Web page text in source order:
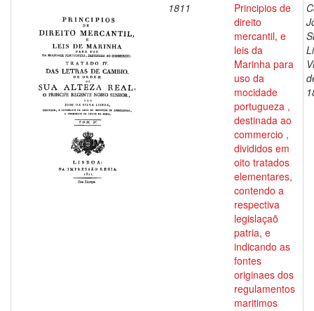
1811
Principios de
direito
mercantil, e
leis da
Marinha para
uso da
mocidade
portugueza ,
destinada ao
commercio ,
divididos em
oito tratados
elementares,
contendo a
respectiva
legislaçaõ
patria, e
indicando as
fontes
originaes dos
regulamentos
maritimos